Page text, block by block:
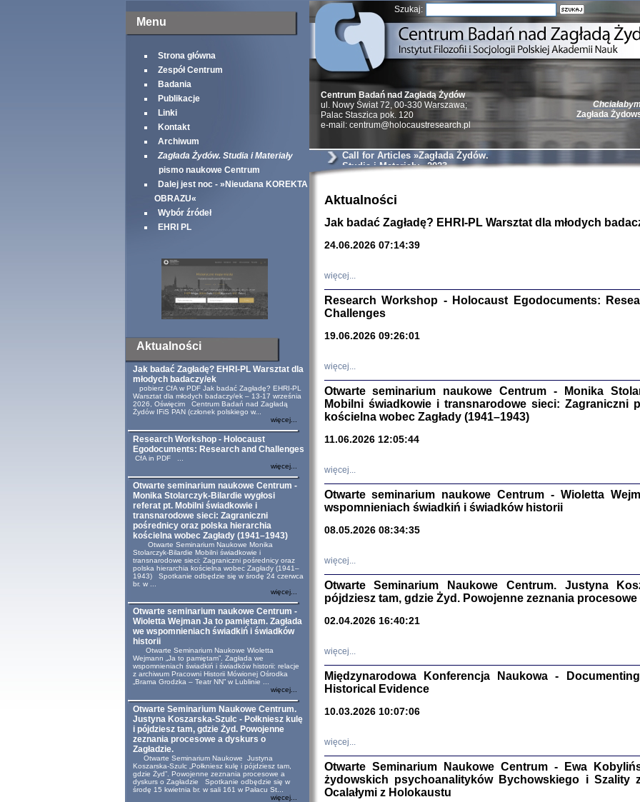
Menu
Strona główna
Zespół Centrum
Badania
Publikacje
Linki
Kontakt
Archiwum
Zagłada Żydów. Studia i Materiały
pismo naukowe Centrum
Dalej jest noc - »Nieudana KOREKTA
OBRAZU«
Wybór źródeł
EHRI PL
Aktualności
Jak badać Zagładę? EHRI-PL Warsztat dla
młodych badaczy/ek
pobierz CfA w PDF Jak badać Zagładę? EHRI-PL
Warsztat dla młodych badaczy/ek – 13-17 września
2026, Oświęcim Centrum Badań nad Zagładą
Żydów IFiS PAN (członek polskiego w...
więcej...
Research Workshop - Holocaust
Egodocuments: Research and Challenges
CfA in PDF ...
więcej...
Otwarte seminarium naukowe Centrum -
Monika Stolarczyk-Bilardie wygłosi
referat pt. Mobilni świadkowie i
transnarodowe sieci: Zagraniczni
pośrednicy oraz polska hierarchia
kościelna wobec Zagłady (1941–1943)
Otwarte Seminarium Naukowe Monika
Stolarczyk-Bilardie Mobilni świadkowie i
transnarodowe sieci: Zagraniczni pośrednicy oraz
polska hierarchia kościelna wobec Zagłady (1941–
1943) Spotkanie odbędzie się w środę 24 czerwca
br. w ...
więcej...
Otwarte seminarium naukowe Centrum -
Wioletta Wejman Ja to pamiętam. Zagłada
we wspomnieniach świadkiń i świadków
historii
Otwarte Seminarium Naukowe Wioletta
Wejmann „Ja to pamiętam”. Zagłada we
wspomnieniach świadkiń i świadków historii: relacje
z archiwum Pracowni Historii Mówionej Ośrodka
„Brama Grodzka – Teatr NN” w Lublinie ...
więcej...
Otwarte Seminarium Naukowe Centrum.
Justyna Koszarska-Szulc - Połkniesz kulę
i pójdziesz tam, gdzie Żyd. Powojenne
zeznania procesowe a dyskurs o
Zagładzie.
Otwarte Seminarium Naukowe Justyna
Koszarska-Szulc „Połkniesz kulę i pójdziesz tam,
gdzie Żyd”. Powojenne zeznania procesowe a
dyskurs o Zagładzie Spotkanie odbędzie się w
środę 15 kwietnia br. w sali 161 w Pałacu St...
więcej...
Szukaj:
Zagłada
Natalia Aleksiun,
Deborah Dash
Turski, Laurence
Warszawa
nr 17, R.
Warszawa
NIE WIEMY CO
Dziennik
Moszek Baum, oprac.
Centrum Badań nad Zagładą Żydów
ul. Nowy Świat 72, 00-330 Warszawa;
Palac Staszica pok. 120
e-mail: centrum@holocaustresearch.pl
Call for Articles »Zagłada Żydów.
Studia i Materiały« 2023
Aktualności
Jak badać Zagładę? EHRI-PL Warsztat dla młodych
24.06.2026 07:14:39
więcej...
Research Workshop - Holocaust Egodocuments:
Challenges
19.06.2026 09:26:01
więcej...
Otwarte seminarium naukowe Centrum - Monika
Mobilni świadkowie i transnarodowe sieci: Zagraniczni
kościelna wobec Zagłady (1941–1943)
11.06.2026 12:05:44
więcej...
Otwarte seminarium naukowe Centrum - Wioletta
wspomnieniach świadkiń i świadków historii
08.05.2026 08:34:35
więcej...
Otwarte Seminarium Naukowe Centrum. Justyna
pójdziesz tam, gdzie Żyd. Powojenne zeznania procesowe
02.04.2026 16:40:21
więcej...
Międzynarodowa Konferencja Naukowa -
Historical Evidence
10.03.2026 10:07:06
więcej...
Otwarte Seminarium Naukowe Centrum - Ewa
żydowskich psychoanalityków Bychowskiego i
Ocalałymi z Holokaustu